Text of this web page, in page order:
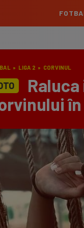
TOATE
» LIGA 2 » CORVINUL